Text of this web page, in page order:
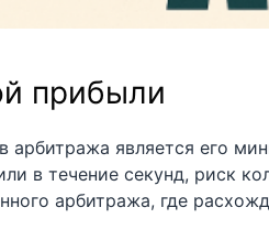
прибыли
арбитража является его
в течение секунд, риск
арбитража, где